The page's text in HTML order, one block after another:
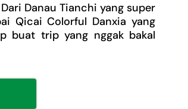
Danau Tianchi yang super
Qicai Colorful Danxia yang
buat trip yang nggak bakal